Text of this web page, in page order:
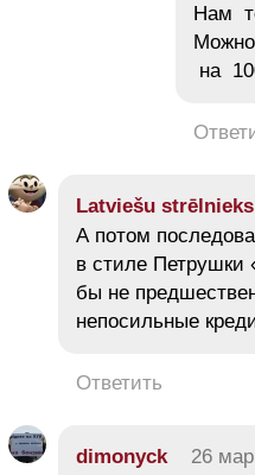
Нам
на
Latviešu strēlnieks
А потом
в стиле Петрушки
бы не
непосильные
Ответить
dimonyck 26